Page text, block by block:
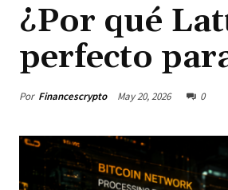
¿Por qué
perfecto
Por Financescrypto May 20, 2026 0